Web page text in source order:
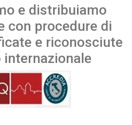
e distribuiamo
con procedure di
e riconosciute
internazionale